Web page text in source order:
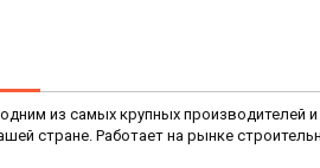
из самых крупных производителей
стране. Работает на рынке